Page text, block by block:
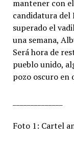
mantener con
candidatura del
superado el
una semana,
Será hora de
pueblo unido,
pozo oscuro en
Foto 1: Cartel